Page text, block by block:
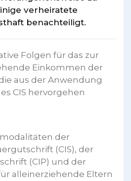
verheiratete
benachteiligt.
Folgen für das zur
Einkommen der
aus der Anwendung
CIS hervorgehen
der
(CIS), der
(CIP) und der
alleinerziehende Eltern